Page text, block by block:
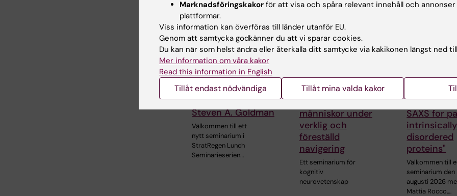
18 aug 2026-18 aug
2026
StratRegen
seminarieserie med
Steven A. Goldman
Välkommen till ett
nytt seminarium i
StratRegen Lunch
Seminarieserien…
Djupa
hjärnregistreringar
hos ambulerande
människor under
verklig och
föreställd
navigering
Ett seminarium för
kognitiv
neurovetenskap
"Combining
AlphaFold
SAXS for
intrinsically
disordered
proteins"
Välkommen till
seminarium den
augusti 2026
Mattia Rocco,…
Marknadsföringskakor för att visa och spåra relevant innehåll och
plattformar.
Viss information kan överföras till länder utanför EU.
Genom att samtycka godkänner du att vi sparar cookies.
Du kan när som helst ändra eller återkalla ditt samtycke via kakikonen längst ned
Mer information om våra kakor
Read this information in English
Tillåt endast nödvändiga Tillåt mina valda kakor